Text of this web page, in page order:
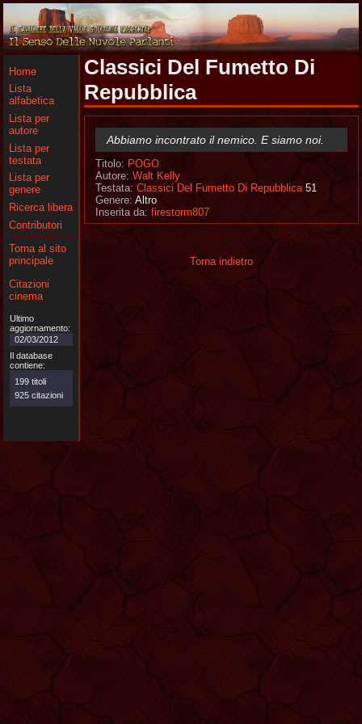
Home
Lista
alfabetica
Lista per
autore
Lista per
testata
Lista per
genere
Ricerca libera
Contributori
Torna al sito
principale
Citazioni
cinema
Ultimo
aggiornamento:
02/03/2012
Il database
contiene:
199 titoli
925 citazioni
Classici Del Fumetto Di
Repubblica
Abbiamo incontrato il nemico. E siamo noi.
Titolo: POGO
Autore: Walt Kelly
Testata: Classici Del Fumetto Di Repubblica51
Genere: Altro
Inserita da: firestorm807
Torna indietro